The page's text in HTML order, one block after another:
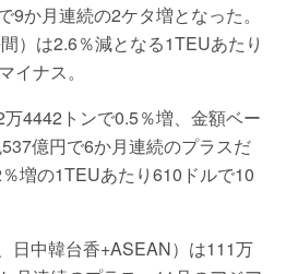
9か月連続の2ケタ増となった。
）は2.6％減となる1TEUあたり
イナス。
4442トンで0.5％増、金額ベー
億円で6か月連続のプラスだ
増の1TEUあたり610ドルで10
日中韓台香+ASEAN）は111万